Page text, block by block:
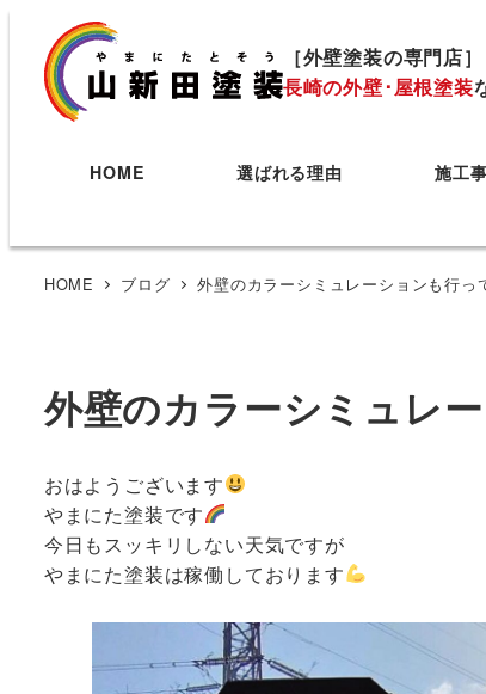
［外壁塗装の専門店］
長崎の外壁･屋根塗装
HOME 選ばれる理由 施工
HOME ブログ 外壁のカラーシミュレーションも行っ
外壁のカラーシミュレ
おはようございます
やまにた塗装です
今日もスッキリしない天気ですが
やまにた塗装は稼働しております